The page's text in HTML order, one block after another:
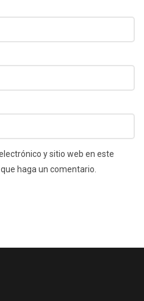
y sitio web en este
haga un comentario.